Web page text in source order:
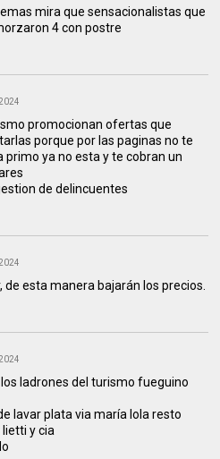
mira que sensacionalistas que
4 con postre
promocionan ofertas que
porque por las paginas no te
primo ya no esta y te cobran un
de delincuentes
de esta manera bajarán los precios.
ladrones del turismo fueguino
lavar plata via maría lola resto
y cia